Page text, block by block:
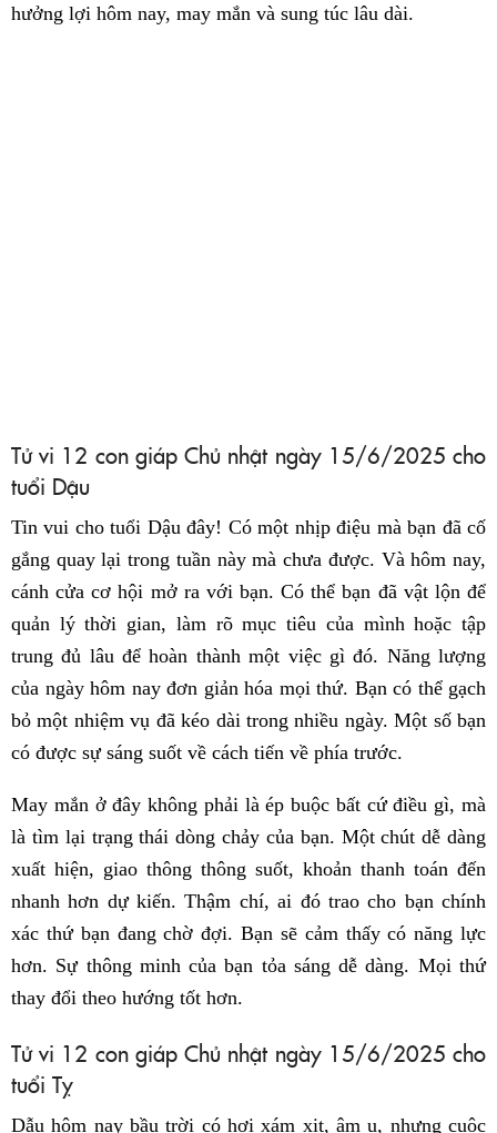
hưởng lợi hôm nay, may mắn và sung túc lâu dài.
Tử vi 12 con giáp Chủ nhật ngày 15/6/2025 cho
tuổi Dậu
Tin vui cho tuổi Dậu đây! Có một nhịp điệu mà bạn đã cố
gắng quay lại trong tuần này mà chưa được. Và hôm nay,
cánh cửa cơ hội mở ra với bạn. Có thể bạn đã vật lộn để
quản lý thời gian, làm rõ mục tiêu của mình hoặc tập
trung đủ lâu để hoàn thành một việc gì đó. Năng lượng
của ngày hôm nay đơn giản hóa mọi thứ. Bạn có thể gạch
bỏ một nhiệm vụ đã kéo dài trong nhiều ngày. Một số bạn
có được sự sáng suốt về cách tiến về phía trước.
May mắn ở đây không phải là ép buộc bất cứ điều gì, mà
là tìm lại trạng thái dòng chảy của bạn. Một chút dễ dàng
xuất hiện, giao thông thông suốt, khoản thanh toán đến
nhanh hơn dự kiến. Thậm chí, ai đó trao cho bạn chính
xác thứ bạn đang chờ đợi. Bạn sẽ cảm thấy có năng lực
hơn. Sự thông minh của bạn tỏa sáng dễ dàng. Mọi thứ
thay đổi theo hướng tốt hơn.
Tử vi 12 con giáp Chủ nhật ngày 15/6/2025 cho
tuổi Tỵ
Dẫu hôm nay bầu trời có hơi xám xịt, âm u, nhưng cuộc